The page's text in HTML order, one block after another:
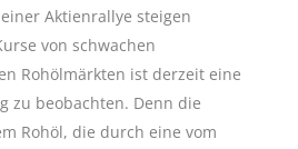
Aktienrallye steigen
von schwachen
Rohölmärkten ist derzeit eine
zu beobachten. Denn die
Rohöl, die durch eine vom